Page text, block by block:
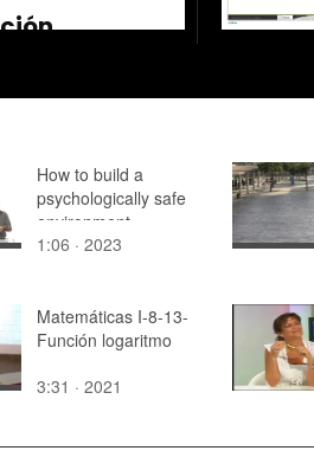
How to build a
psychologically safe
environment
1:06 · 2023
Matemáticas I-8-13-
Función logaritmo
3:31 · 2021